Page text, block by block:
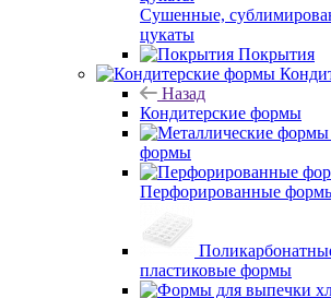
Сушенные,
цукаты
Покрытия
Назад
Кондитерские формы
формы
Перфорированные
пластиковые формы